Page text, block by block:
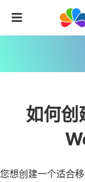
如何创
您想创建一个适合